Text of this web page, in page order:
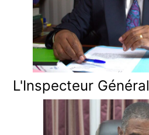
L'Inspecteur Général